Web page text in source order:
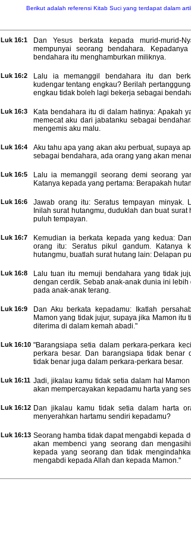
Berikut adalah referensi Kitab Suci yang terdapat dalam
Luk 16:1
Dan Yesus berkata kepada murid-murid-
mempunyai seorang bendahara.
bendahara itu menghamburkan miliknya.
Luk 16:2
Lalu ia memanggil bendahara itu dan
kudengar tentang engkau? Berilah
engkau tidak boleh lagi bekerja sebagai
Luk 16:3
Kata bendahara itu di dalam hatinya: Apakah
memecat aku dari jabatanku sebagai
mengemis aku malu.
Luk 16:4
Aku tahu apa yang akan aku perbuat, supaya
sebagai bendahara, ada orang yang akan
Luk 16:5
Lalu ia memanggil seorang demi seorang
Katanya kepada yang pertama: Berapakah
Luk 16:6
Jawab orang itu: Seratus tempayan minyak.
Inilah surat hutangmu, duduklah dan buat
puluh tempayan.
Luk 16:7
Kemudian ia berkata kepada yang kedua:
orang itu: Seratus pikul gandum. Katanya
hutangmu, buatlah surat hutang lain: Delapan
Luk 16:8
Lalu tuan itu memuji bendahara yang tidak
dengan cerdik. Sebab anak-anak dunia ini
pada anak-anak terang.
Luk 16:9
Dan Aku berkata kepadamu: Ikatlah
Mamon yang tidak jujur, supaya jika Mamon itu
diterima di dalam kemah abadi."
Luk 16:10 "Barangsiapa setia dalam perkara-perkara
perkara besar. Dan barangsiapa tidak benar
tidak benar juga dalam perkara-perkara besar.
Luk 16:11 Jadi, jikalau kamu tidak setia dalam hal
akan mempercayakan kepadamu harta yang
Luk 16:12 Dan jikalau kamu tidak setia dalam harta
menyerahkan hartamu sendiri kepadamu?
Luk 16:13 Seorang hamba tidak dapat mengabdi kepada
akan membenci yang seorang dan
kepada yang seorang dan tidak
mengabdi kepada Allah dan kepada Mamon."